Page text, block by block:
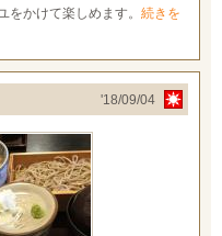
をかけて楽しめます。 続きを
'18/09/04